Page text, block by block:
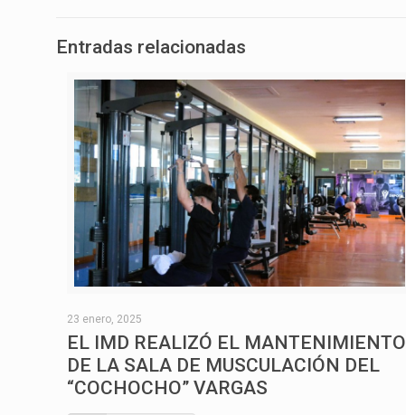
Entradas relacionadas
23 enero, 2025
EL IMD REALIZÓ EL MANTENIMIENTO
DE LA SALA DE MUSCULACIÓN DEL
“COCHOCHO” VARGAS